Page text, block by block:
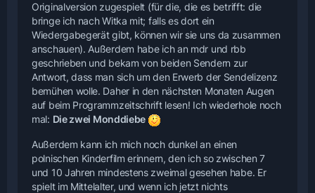
Originalversion zugespielt (für die, die es betrifft: die
bringe ich nach Witka mit; falls es dort ein
Wiedergabegerät gibt, können wir sie uns da zusammen
anschauen). Außerdem habe ich an mdr und rbb
geschrieben und bekam von beiden Sendern zur
Antwort, dass man sich um den Erwerb der Sendelizenz
bemühen wolle. Daher in den nächsten Monaten Augen
auf beim Programmzeitschrift lesen! Ich wiederhole noch
mal: Die zwei Monddiebe
Außerdem kann ich mich noch dunkel an einen
polnischen Kinderfilm erinnern, den ich so zwischen 7
und 10 Jahren mindestens zweimal gesehen habe. Er
spielt im Mittelalter, und wenn ich jetzt nichts